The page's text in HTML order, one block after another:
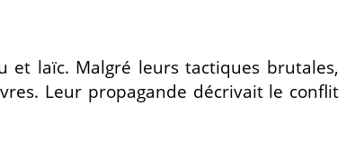
et laïc. Malgré leurs tactiques brutales,
Leur propagande décrivait le conflit